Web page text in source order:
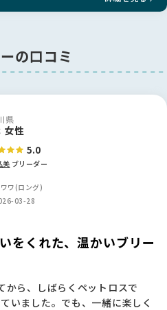
の口コミ
県
女性
5.0
美 ブリーダー
ワ(ロング)
03-28
をくれた、温かいブリー
から、しばらくペットロスで
いました。でも、一緒に楽しく